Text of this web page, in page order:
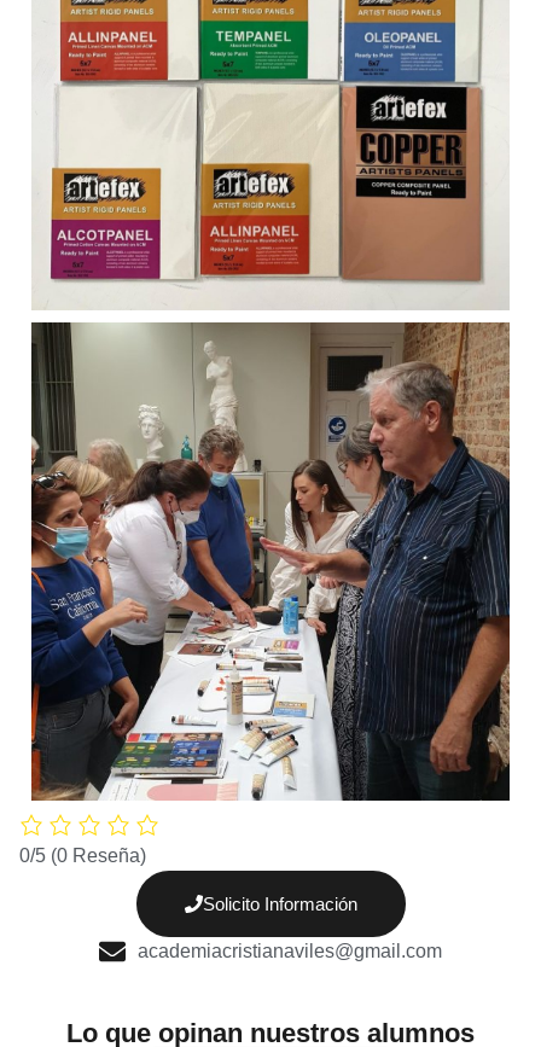
0/5 (0 Reseña)
Solicito Información
academiacristianaviles@gmail.com
Lo que opinan nuestros alumnos